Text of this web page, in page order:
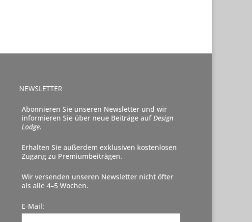
NEWSLETTER
Abonnieren Sie unseren Newsletter und wir
informieren Sie über neue Beiträge aufDesign
Lodge.
Erhalten Sie außerdem exklusiven kostenlosen
Zugang zu Premiumbeiträgen.
Wir versenden unseren Newsletter nicht öfter
als alle 4–5 Wochen.
E-Mail: